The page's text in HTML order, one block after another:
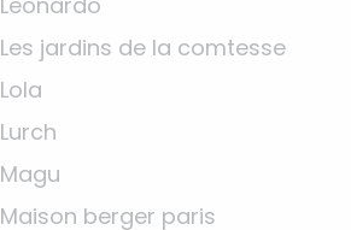
Les jardins de la comtesse
Lola
Lurch
Magu
Maison berger paris